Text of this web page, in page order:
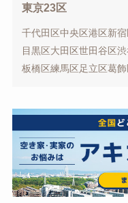
東京23区
千代田区中央区港区新
目黒区大田区世田谷区
板橋区練馬区足立区葛飾